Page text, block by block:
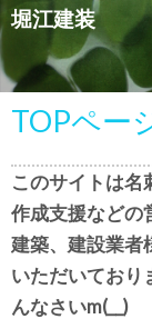
堀江建装
TOPペー
このサイトは名
作成支援などの
建築、建設業者
いただいており
んなさいm(__)